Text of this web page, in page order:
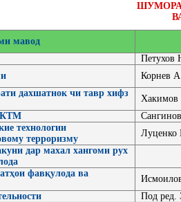
мавод
Петухов
Корнев
дахшатнок чи тавр хифз
КТМ
технологии
терроризму
Луценко
дар махал хангоми рух
фавқулода ва
Под ред.